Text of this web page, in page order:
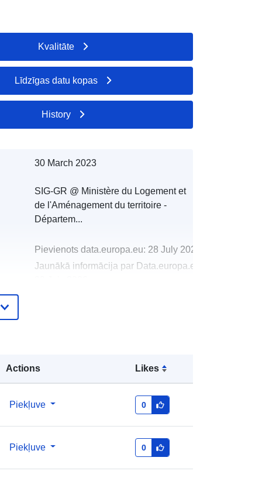
Actions Likes
Piekļuve 0
Piekļuve 0
Kvalitāte
Līdzīgas datu kopas
History
30 March 2023
SIG-GR @ Ministère du Logement et
de l'Aménagement du territoire -
Départem...
Pievienots data.europa.eu: 28 July 2026
Jaunākā informācija par Data.europa.eu:
unknown